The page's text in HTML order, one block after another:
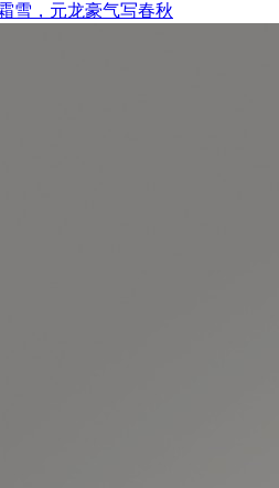
雪，元龙豪气写春秋